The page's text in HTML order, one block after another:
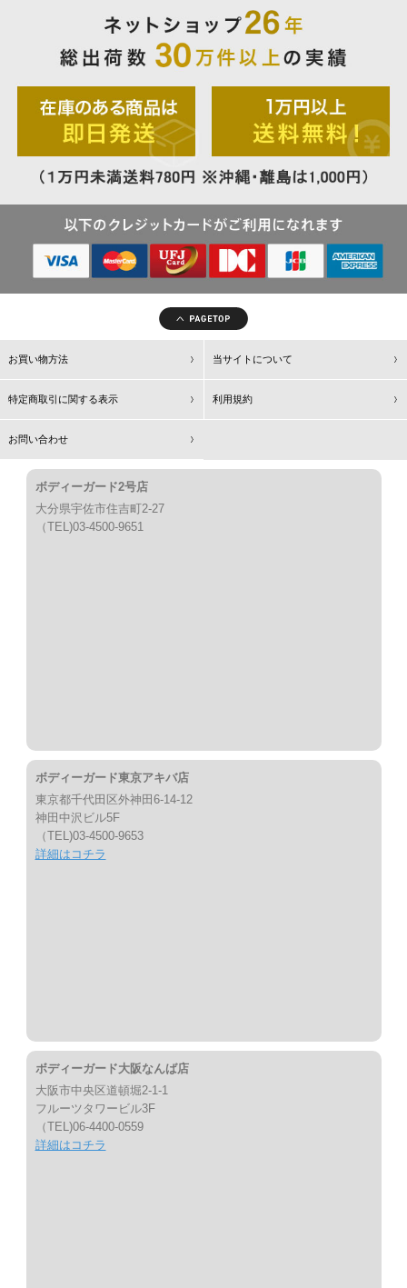
お買い物方法 当サイトについて
特定商取引に関する表示 利用規約
お問い合わせ
ボディーガード2号店
大分県宇佐市住吉町2-27
（TEL)03-4500-9651
ボディーガード東京アキバ店
東京都千代田区外神田6-14-12
神田中沢ビル5F
（TEL)03-4500-9653
詳細はコチラ
ボディーガード大阪なんば店
大阪市中央区道頓堀2-1-1
フルーツタワービル3F
（TEL)06-4400-0559
詳細はコチラ